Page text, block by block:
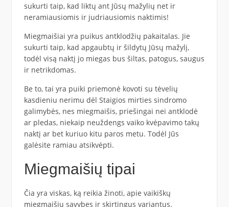
sukurti taip, kad liktų ant Jūsų mažylių net ir
neramiausiomis ir judriausiomis naktimis!
Miegmaišiai yra puikus antklodžių pakaitalas. Jie
sukurti taip, kad apgaubtų ir šildytų Jūsų mažylį,
todėl visą naktį jo miegas bus šiltas, patogus, saugus
ir netrikdomas.
Be to, tai yra puiki priemonė kovoti su tėvelių
kasdieniu nerimu dėl Staigios mirties sindromo
galimybės, nes miegmaišis, priešingai nei antklodė
ar pledas, niekaip neuždengs vaiko kvėpavimo takų
naktį ar bet kuriuo kitu paros metu. Todėl Jūs
galėsite ramiau atsikvėpti.
Miegmaišių tipai
Čia yra viskas, ką reikia žinoti, apie vaikiškų
miegmaišių savybes ir skirtingus variantus.